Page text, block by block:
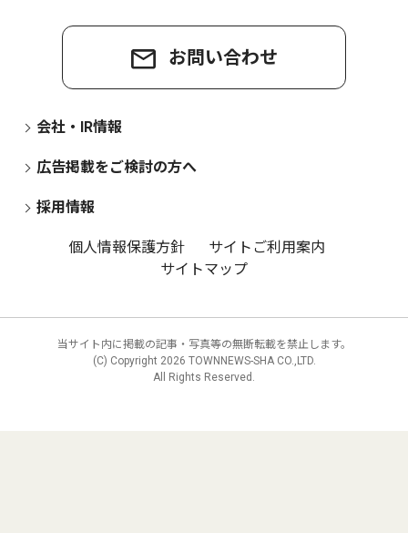
お問い合わせ
会社・IR情報
広告掲載をご検討の方へ
採用情報
個人情報保護方針
サイトご利用案内
サイトマップ
当サイト内に掲載の記事・写真等の無断転載を禁止します。
(C) Copyright 2026 TOWNNEWS-SHA CO.,LTD.
All Rights Reserved.